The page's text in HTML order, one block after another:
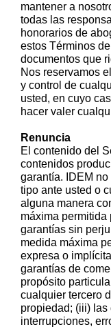
mantener a
todas las
honorarios de
estos Términos
documentos que
Nos reservamos
y control de
usted, en cuyo
hacer valer
Renuncia
El contenido del
contenidos
garantía. IDEM
tipo ante usted o
alguna manera
máxima
garantías sin
medida máxima
expresa o
garantías de
propósito
cualquier tercero
propiedad; (iii)
interrupciones,